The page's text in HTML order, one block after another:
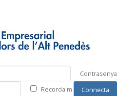
Contrasenya
Recorda'm